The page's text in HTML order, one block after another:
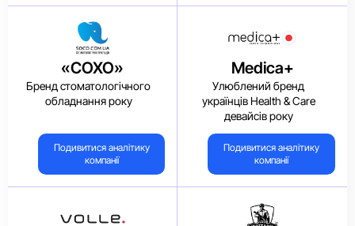
«COXO»
Бренд стоматологічного
обладнання року
Подивитися аналітику
компанії
Medica+
Улюблений бренд
українців Health & Care
девайсів року
Подивитися аналітику
компанії